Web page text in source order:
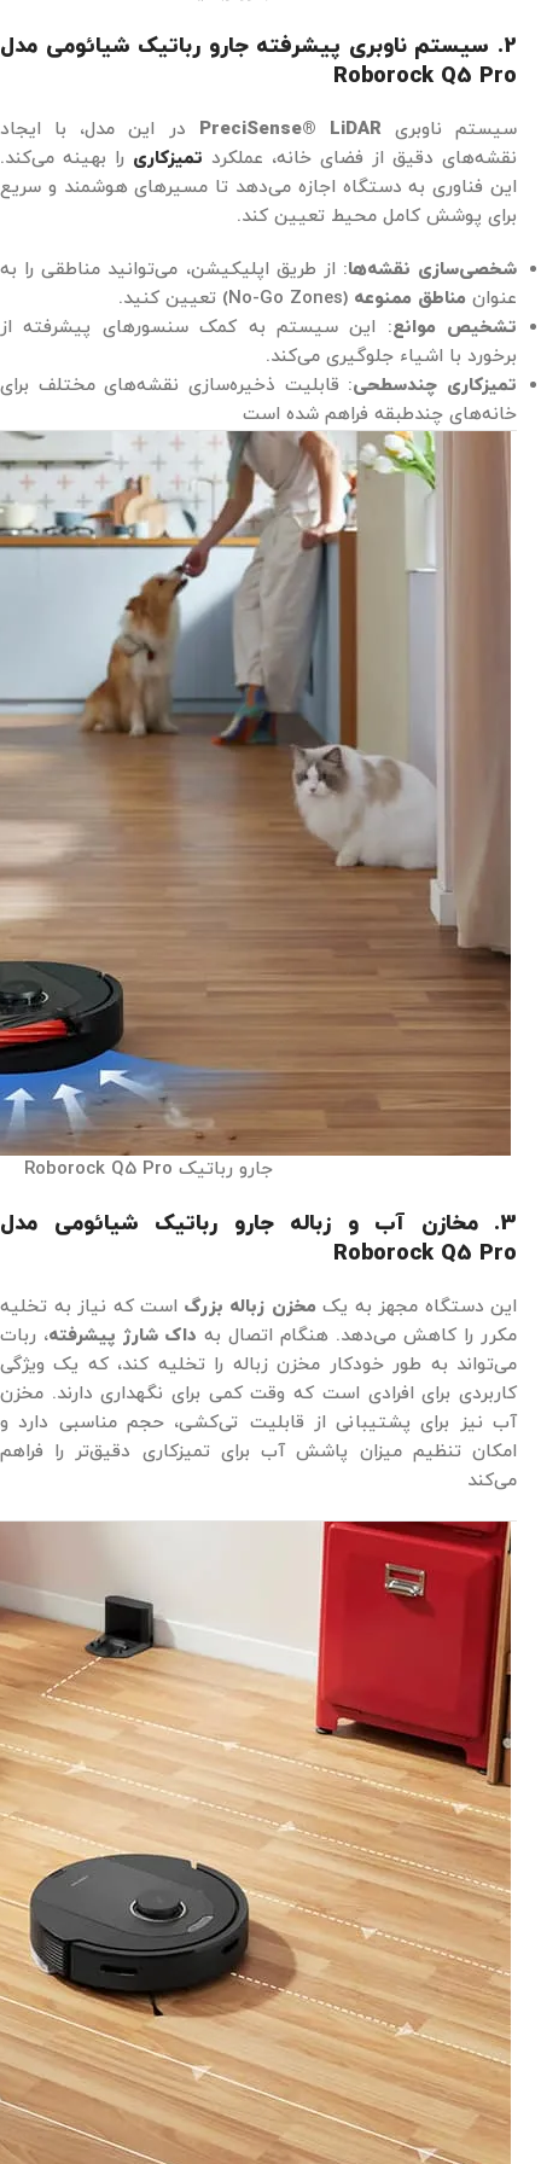
2. سیستم ناوبری پیشرفته جارو رباتیک شیائومی مدل
Roborock Q5 Pro
سیستم ناوبری PreciSense® LiDAR در این مدل، با ایجاد
نقشه‌های دقیق از فضای خانه، عملکرد تمیزکاری را بهینه می‌کند.
این فناوری به دستگاه اجازه می‌دهد تا مسیرهای هوشمند و سریع
برای پوشش کامل محیط تعیین کند.
شخصی‌سازی نقشه‌ها: از طریق اپلیکیشن، می‌توانید مناطقی را به
عنوان مناطق ممنوعه (No-Go Zones) تعیین کنید.
تشخیص موانع: این سیستم به کمک سنسورهای پیشرفته از
برخورد با اشیاء جلوگیری می‌کند.
تمیزکاری چندسطحی: قابلیت ذخیره‌سازی نقشه‌های مختلف برای
خانه‌های چندطبقه فراهم شده است​
جارو رباتیک Roborock Q5 Pro
3. مخازن آب و زباله جارو رباتیک شیائومی مدل
Roborock Q5 Pro
این دستگاه مجهز به یکمخزن زباله بزرگ است که نیاز به تخلیه
مکرر را کاهش می‌دهد. هنگام اتصال به داک شارژ پیشرفته، ربات
می‌تواند به طور خودکار مخزن زباله را تخلیه کند، که یک ویژگی
کاربردی برای افرادی است که وقت کمی برای نگهداری دارند. مخزن
آب نیز برای پشتیبانی از قابلیت تی‌کشی، حجم مناسبی دارد و
امکان تنظیم میزان پاشش آب برای تمیزکاری دقیق‌تر را فراهم
می‌کند​